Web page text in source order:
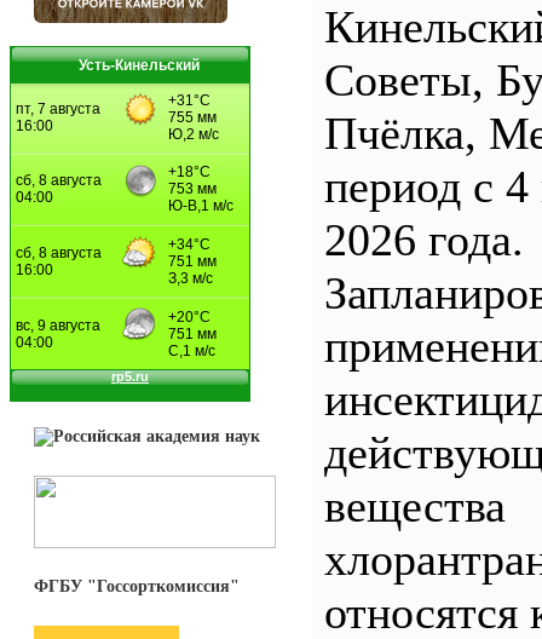
Усть-Кинельский
ФГБУ "Госсорткомиссия"
Советы,
Пчёлка,
период с 4
2026 года.
вещества
относятся